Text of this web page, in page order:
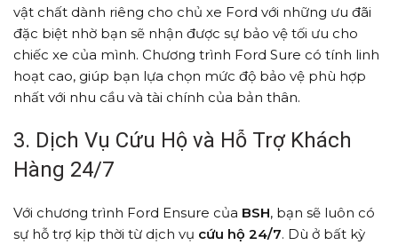
vật chất dành riêng cho chủ xe Ford với những ưu đãi
đặc biệt nhờ bạn sẽ nhận được sự bảo vệ tối ưu cho
chiếc xe của mình. Chương trình Ford Sure có tính linh
hoạt cao, giúp bạn lựa chọn mức độ bảo vệ phù hợp
nhất với nhu cầu và tài chính của bản thân.
3. Dịch Vụ Cứu Hộ và Hỗ Trợ Khách
Hàng 24/7
Với chương trình Ford Ensure của BSH, bạn sẽ luôn có
sự hỗ trợ kịp thời từ dịch vụ cứu hộ 24/7. Dù ở bất kỳ